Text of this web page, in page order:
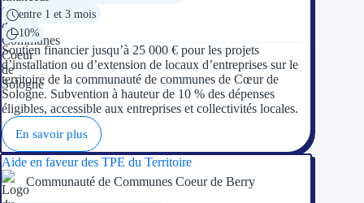
entre 1 et 3 mois
10%
Soutien financier jusqu’à 25 000 € pour les projets
d’installation ou d’extension de locaux d’entreprises sur le
territoire de la communauté de communes de Cœur de
Sologne. Subvention à hauteur de 10 % des dépenses
éligibles, accessible aux entreprises et collectivités locales.
En savoir plus
Aide en faveur des TPE du Territoire
Communauté de Communes Coeur de Berry